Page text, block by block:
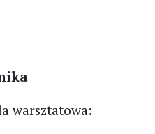
warsztatowa: